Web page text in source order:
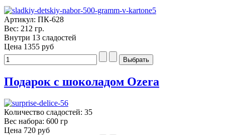
Артикул: ПК-628
Вес: 212 гр.
Внутри 13 сладостей
Цена 1355 руб
Подарок с шоколадом Ozera
Количество сладостей: 35
Вес набора: 600 гр
Цена 720 руб